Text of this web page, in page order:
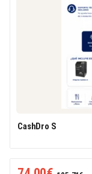
CashDro S